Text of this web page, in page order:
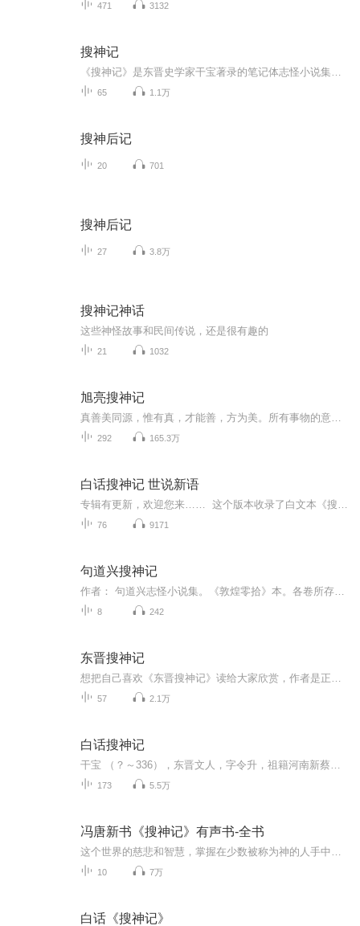
471 3132
搜神记
65 1.1万
搜神后记
20 701
搜神后记
27 3.8万
搜神记神话
这些神怪故事和民间传说，还是很有趣的
21 1032
旭亮搜神记
292 165.3万
白话搜神记 世说新语
76 9171
句道兴搜神记
8 242
东晋搜神记
57 2.1万
白话搜神记
173 5.5万
冯唐新书《搜神记》有声书-全书
10 7万
白话《搜神记》